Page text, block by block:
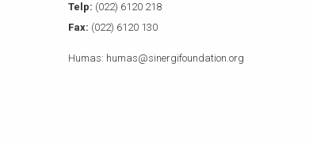
Telp: (022) 6120 218
Fax: (022) 6120 130
Humas: humas@sinergifoundation.org